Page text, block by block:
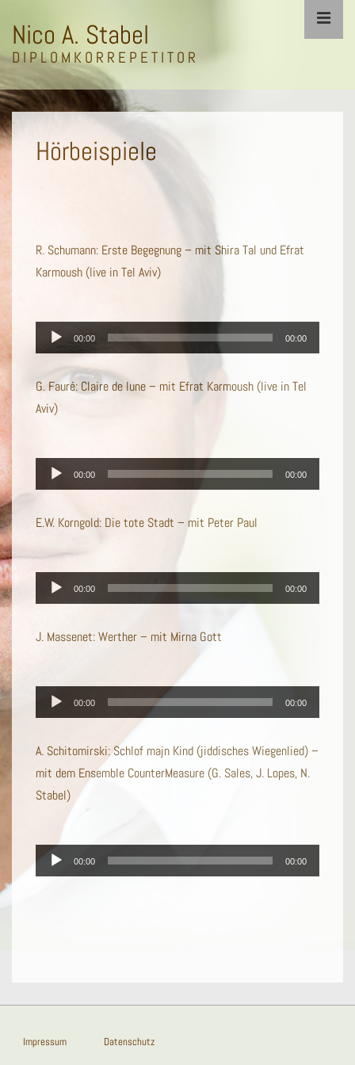
Zum
Inhalt
Nico A. Stabel
D I P L O M K O R R E P E T I T O R
Main
Navigation
Hörbeispiele
R. Schumann: Erste Begegnung – mit Shira Tal und Efrat
Karmoush (live in Tel Aviv)
Audio-
Player
00:00 00:00
G. Fauré: Claire de lune – mit Efrat Karmoush (live in Tel
Aviv)
Audio-
Player
00:00 00:00
E.W. Korngold: Die tote Stadt – mit Peter Paul
Audio-
Player
00:00 00:00
J. Massenet: Werther – mit Mirna Gott
Audio-
Player
00:00 00:00
A. Schitomirski: Schlof majn Kind (jiddisches Wiegenlied) –
mit dem Ensemble CounterMeasure (G. Sales, J. Lopes, N.
Stabel)
Audio-
Player
00:00 00:00
Footer-
Impressum Datenschutz